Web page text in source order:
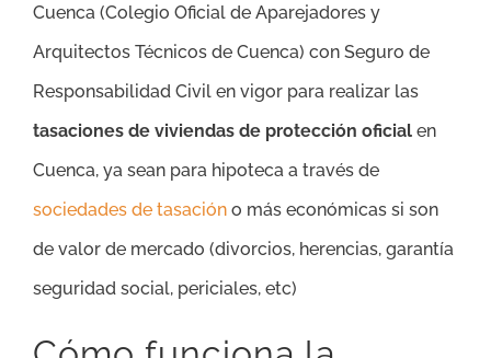
Cuenca (Colegio Oficial de Aparejadores y
Arquitectos Técnicos de Cuenca) con Seguro de
Responsabilidad Civil en vigor para realizar las
tasaciones de viviendas de protección oficial en
Cuenca, ya sean para hipoteca a través de
sociedades de tasación o más económicas si son
de valor de mercado (divorcios, herencias, garantía
seguridad social, periciales, etc)